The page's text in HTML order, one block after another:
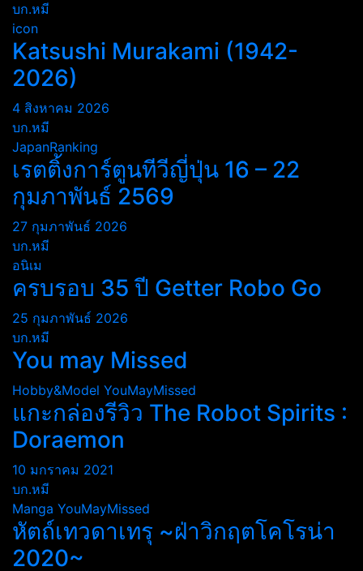
บก.หมี
icon
Katsushi Murakami (1942-
2026)
4 สิงหาคม 2026
บก.หมี
JapanRanking
เรตติ้งการ์ตูนทีวีญี่ปุ่น 16 – 22
กุมภาพันธ์ 2569
27 กุมภาพันธ์ 2026
บก.หมี
อนิเม
ครบรอบ 35 ปี Getter Robo Go
25 กุมภาพันธ์ 2026
บก.หมี
You may Missed
Hobby&Model YouMayMissed
แกะกล่องรีวิว The Robot Spirits :
Doraemon
10 มกราคม 2021
บก.หมี
Manga YouMayMissed
หัตถ์เทวดาเทรุ ~ฝ่าวิกฤตโคโรน่า
2020~